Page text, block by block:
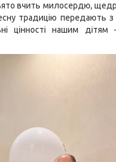
вчить милосердю,
традицію передають з
цінності нашим дітям